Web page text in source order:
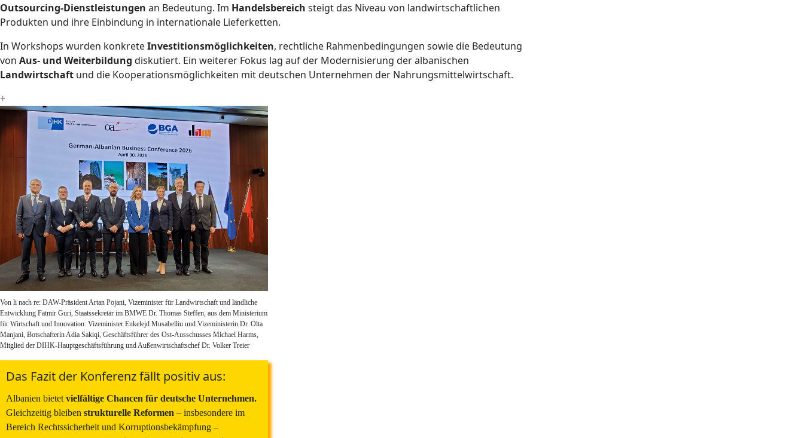
Outsourcing-Dienstleistungen an Bedeutung. Im Handelsbereich steigt das Niveau von landwirtschaftlichen
Produkten und ihre Einbindung in internationale Lieferketten.
In Workshops wurden konkreteInvestitionsmöglichkeiten, rechtliche Rahmenbedingungen sowie die Bedeutung
von Aus- und Weiterbildung diskutiert. Ein weiterer Fokus lag auf der Modernisierung der albanischen
Landwirtschaft und die Kooperationsmöglichkeiten mit deutschen Unternehmen der Nahrungsmittelwirtschaft.
+
Von li nach re: DAW-Präsident Artan Pojani, Vizeminister für Landwirtschaft und ländliche
Entwicklung Fatmir Guri, Staatssekretär im BMWE Dr. Thomas Steffen, aus dem Ministerium
für Wirtschaft und Innovation: Vizeminister Enkelejd Musabelliu und Vizeministerin Dr. Olta
Manjani, Botschafterin Adia Sakiqi, Geschäftsführer des Ost-Ausschusses Michael Harms,
Mitglied der DIHK-Hauptgeschäftsführung und Außenwirtschaftschef Dr. Volker Treier
Das Fazit der Konferenz fällt positiv aus:
Albanien bietet vielfältige Chancen für deutsche Unternehmen.
Gleichzeitig bleiben strukturelle Reformen – insbesondere im
Bereich Rechtssicherheit und Korruptionsbekämpfung –